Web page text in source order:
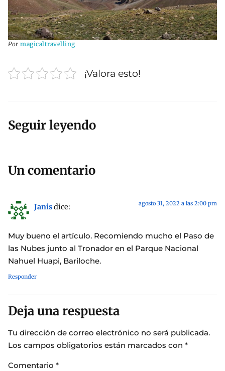
Por magicaltravelling
¡Valora esto!
Seguir leyendo
Un comentario
Janisdice: agosto 31, 2022 a las 2:00 pm
Muy bueno el artículo. Recomiendo mucho el Paso de
las Nubes junto al Tronador en el Parque Nacional
Nahuel Huapi, Bariloche.
Responder
Deja una respuesta
Tu dirección de correo electrónico no será publicada.
Los campos obligatorios están marcados con *
Comentario *